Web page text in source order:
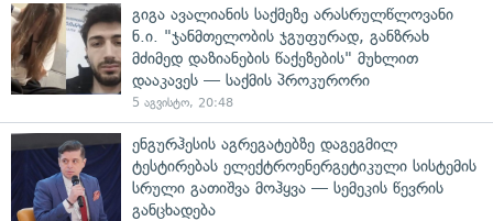
გიგა ავალიანის საქმეზე არასრულწლოვანი
ნ.ი. "ჯანმთელობის ჯგუფურად, განზრახ
მძიმედ დაზიანების წაქეზების" მუხლით
დააკავეს — საქმის პროკურორი
5 აგვისტო, 20:48
ენგურჰესის აგრეგატებზე დაგეგმილ
ტესტირებას ელექტროენერგეტიკული სისტემის
სრული გათიშვა მოჰყვა — სემეკის წევრის
განცხადება